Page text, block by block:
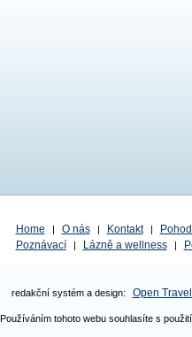
Home | O nás | Kontakt |
Poznávací
| Lázně a wellness |
redakční systém a design: Open
Používáním tohoto webu souhlasíte s